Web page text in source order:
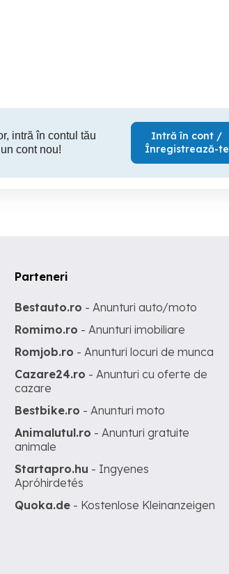
intră în contul tău
cont nou!
Intră în cont /
Înregistrează-te
Parteneri
Bestauto.ro - Anunturi auto/moto
Romimo.ro - Anunturi imobiliare
Romjob.ro - Anunturi locuri de munca
Cazare24.ro - Anunturi cu oferte de
cazare
Bestbike.ro - Anunturi moto
Animalutul.ro - Anunturi gratuite
animale
Startapro.hu - Ingyenes
Apróhirdetés
Quoka.de - Kostenlose Kleinanzeigen